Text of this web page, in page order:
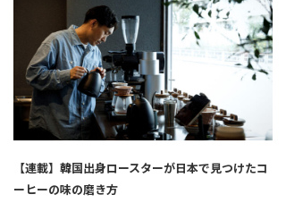
【連載】韓国出身ロースターが日本で見つけたコ
ーヒーの味の磨き方